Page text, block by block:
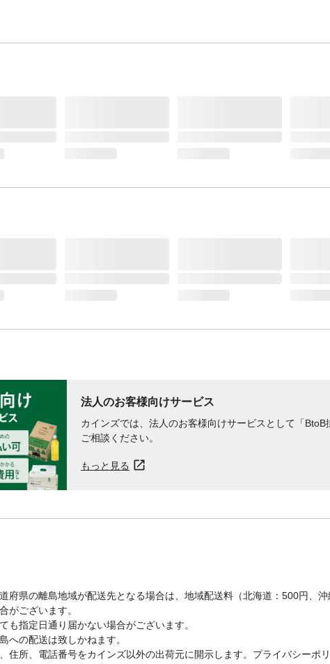
法人のお客様向けサービス
カインズでは、法人のお客様向けサービスとして「
ご相談ください。
もっと見る
府県の離島地域が配送先となる場合は、地域配送料（北海道：500円、
がございます。
も指定日通り届かない場合がございます。
への配送は致しかねます。
住所、電話番号をカインズ以外の出荷元に開示します。プライバシーポ